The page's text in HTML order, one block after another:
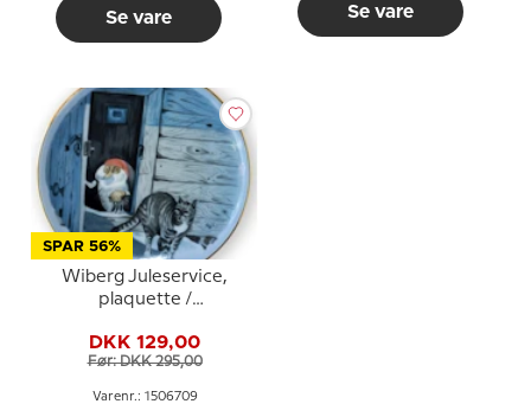
Se vare Se vare
SPAR 56%
Wiberg Juleservice,
plaquette /
og kat, Bing & Grøndahl
nr. 1506709
DKK 129,00
Før: DKK 295,00
Varenr.: 1506709